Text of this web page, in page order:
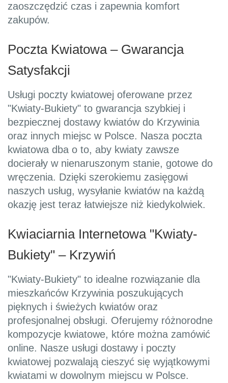
zaoszczędzić czas i zapewnia komfort
zakupów.
Poczta Kwiatowa – Gwarancja
Satysfakcji
Usługi poczty kwiatowej oferowane przez
"Kwiaty-Bukiety" to gwarancja szybkiej i
bezpiecznej dostawy kwiatów do Krzywinia
oraz innych miejsc w Polsce. Nasza poczta
kwiatowa dba o to, aby kwiaty zawsze
docierały w nienaruszonym stanie, gotowe do
wręczenia. Dzięki szerokiemu zasięgowi
naszych usług, wysyłanie kwiatów na każdą
okazję jest teraz łatwiejsze niż kiedykolwiek.
Kwiaciarnia Internetowa "Kwiaty-
Bukiety" – Krzywiń
"Kwiaty-Bukiety" to idealne rozwiązanie dla
mieszkańców Krzywinia poszukujących
pięknych i świeżych kwiatów oraz
profesjonalnej obsługi. Oferujemy różnorodne
kompozycje kwiatowe, które można zamówić
online. Nasze usługi dostawy i poczty
kwiatowej pozwalają cieszyć się wyjątkowymi
kwiatami w dowolnym miejscu w Polsce.